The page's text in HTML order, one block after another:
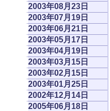
2003年08月23日
2003年07月19日
2003年06月21日
2003年05月17日
2003年04月19日
2003年03月15日
2003年02月15日
2003年01月25日
2002年12月14日
2005年06月18日